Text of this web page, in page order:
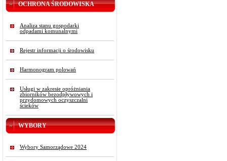
OCHRONA ŚRODOWISKA
Analiza stanu gospodarki
odpadami komunalnymi
Rejestr informacji o środowisku
Harmonogram polowań
Usługi w zakresie opróżniania
zbiorników bezodpływowych i
przydomowych oczyszczalni
ścieków
WYBORY
Wybory Samorządowe 2024